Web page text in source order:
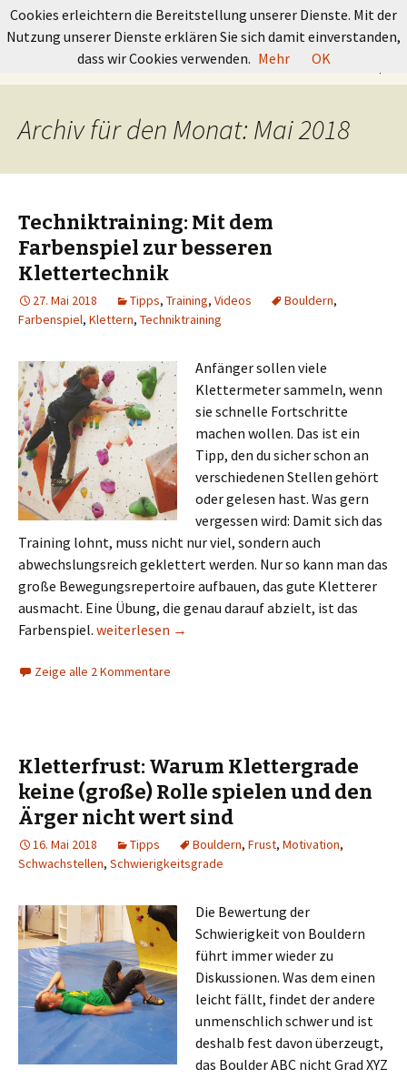
GRUNDKURS BOULDERN
Springe
nach:
Archiv für den Monat: Mai 2018
Techniktraining: Mit dem
Farbenspiel zur besseren
Klettertechnik
27. Mai 2018 Tipps, Training, Videos Bouldern,
Farbenspiel, Klettern, Techniktraining
Anfänger sollen viele
Klettermeter sammeln, wenn
sie schnelle Fortschritte
machen wollen. Das ist ein
Tipp, den du sicher schon an
verschiedenen Stellen gehört
oder gelesen hast. Was gern
vergessen wird: Damit sich das
Training lohnt, muss nicht nur viel, sondern auch
abwechslungsreich geklettert werden. Nur so kann man das
große Bewegungsrepertoire aufbauen, das gute Kletterer
ausmacht. Eine Übung, die genau darauf abzielt, ist das
Farbenspiel. Techniktraining: Mit dem Farbenspiel zur
weiterlesen →
Zeige alle 2 Kommentare
Kletterfrust: Warum Klettergrade
keine (große) Rolle spielen und den
Ärger nicht wert sind
16. Mai 2018 Tipps Bouldern, Frust, Motivation,
Schwachstellen, Schwierigkeitsgrade
Die Bewertung der
Schwierigkeit von Bouldern
führt immer wieder zu
Diskussionen. Was dem einen
leicht fällt, findet der andere
unmenschlich schwer und ist
deshalb fest davon überzeugt,
das Boulder ABC nicht Grad XYZ
Cookies erleichtern die Bereitstellung unserer Dienste. Mit der
Nutzung unserer Dienste erklären Sie sich damit einverstanden,
dass wir Cookies verwenden. Mehr OK